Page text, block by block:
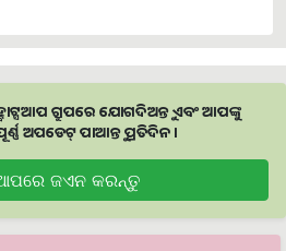
ଗ୍ରୁପରେ ଯୋଗଦିଅନ୍ତୁ ଏବଂ ଆପଙ୍କୁ
ଅପଡେଟ୍‌ ପାଆନ୍ତୁ ପ୍ରତିଦିନ ।
ଜଏନ କରନ୍ତୁ